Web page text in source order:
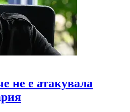
не е атакувала